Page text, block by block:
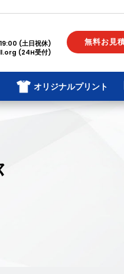
(土日祝休)
(24H受付)
無料お見
オリジナルプリント